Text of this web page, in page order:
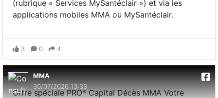
(rubrique « Services MySantéclair ») et via les
applications mobiles MMA ou MySantéclair.
3 0 4
MMA
30/07/2026 13:33
Offre spéciale PRO* Capital Décès MMA Votre